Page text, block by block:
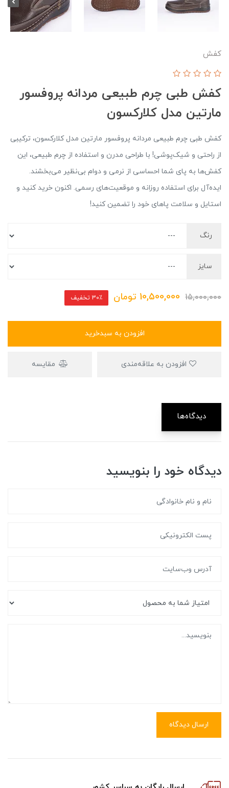
کفش
کفش طبی چرم طبیعی مردانه پروفسور
مارتین مدل کلارکسون
کفش طبی چرم طبیعی مردانه پروفسور مارتین مدل کلارکسون، ترکیبی
از راحتی و شیک‌پوشی! با طراحی مدرن و استفاده از چرم طبیعی، این
کفش‌ها به پای شما احساسی از نرمی و دوام بی‌نظیر می‌بخشند.
ایده‌آل برای استفاده روزانه و موقعیت‌های رسمی. اکنون خرید کنید و
استایل و سلامت پاهای خود را تضمین کنید!
رنگ
سایز
15,000,000
10,500,000 تومان 30٪ تخفیف
افزودن به سبدخرید
مقایسه
دیدگاه‌ها
دیدگاه خود را بنویسید
ارسال دیدگاه